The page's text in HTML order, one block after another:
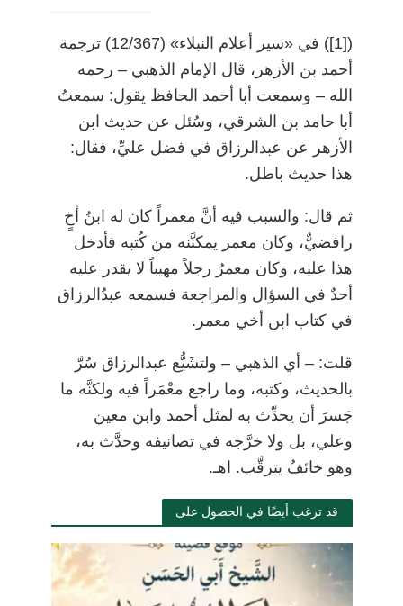
([1])
في «سير أعلام النبلاء» (12/367) ترجمة
أحمد بن الأزهر، قال الإمام الذهبي– رحمه
الله– وسمعت أبا أحمد الحافظ يقول: سمعتُ
أبا حامد بن الشرقي، وسُئل عن حديث ابن
الأزهر عن عبدالرزاق في فضل عليِّ، فقال:
هذا حديث باطل.
ثم قال: والسبب فيه أنَّ معمراً كان له ابنُ أخٍ
رافضيٌّ، وكان معمر يمكنَّنه من كُتبه فأدخل
هذا عليه، وكان معمرُ رجلاً مهيباً لا يقدر عليه
أحدٌ في السؤال والمراجعة فسمعه عبدُالرزاق
في كتاب ابن أخي معمر.
قلت: – أي الذهبي– ولتشَيُّع عبدالرزاق سُرَّ
بالحديث، وكتبه، وما راجع معْمَراً فيه ولكنَّه ما
جَسرَ أن يحدِّث به لمثل أحمد وابن معين
وعلي، بل ولا خرَّجه في تصانيفه وحدَّث به،
وهو خائفٌ يترقَّب. اهـ.
قد ترغب أيضًا في الحصول على